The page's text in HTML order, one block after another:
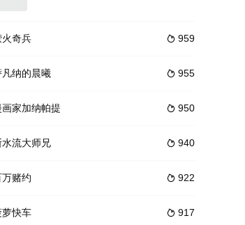
一种可在沙漠生长的蓝橙子。结果被别有用心
雇用来为她打官司的律师居然是她的旧情人，可她却不知
 959
火奇兵
 955
凡纳的晨曦
 950
画家加纳帕提
 940
水流大师兄
 922
万赌约
 917
萝快车